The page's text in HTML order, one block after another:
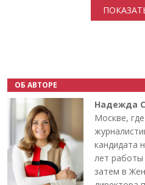
ОБ АВТОРЕ
Надежда
Москве,
кандидата
лет
затем в